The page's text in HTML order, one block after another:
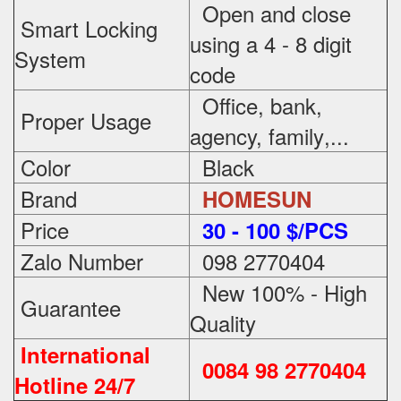
Smart Locking
System
Open and close
using a 4 - 8 digit
code
Proper Usage
Office, bank,
agency, family,...
Color
Black
Brand
HOMESUN
Price 30 - 100 $/PCS
Zalo Number
098 2770404
Guarantee
New 100% - High
Quality
International
Hotline 24/7
0084 98 2770404